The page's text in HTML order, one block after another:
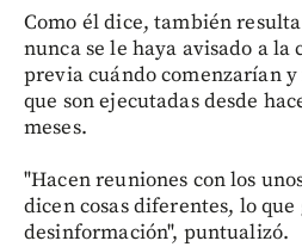
Como él dice, también
nunca se le haya avisado a
previa cuándo comenzarían
que son ejecutadas desde
meses.
"Hacen reuniones con los
dicen cosas diferentes, lo que
desinformación", puntualizó.